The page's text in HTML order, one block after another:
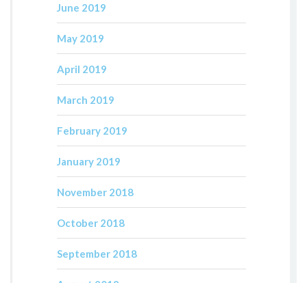
June 2019
May 2019
April 2019
March 2019
February 2019
January 2019
November 2018
October 2018
September 2018